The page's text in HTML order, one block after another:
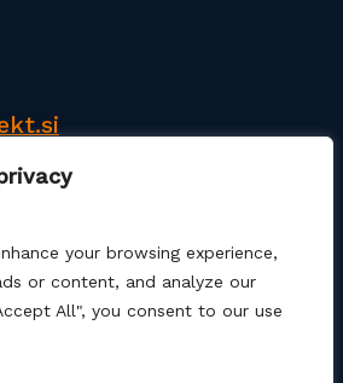
your browsing experience,
or content, and analyze our
All", you consent to our use
d.o.o. je proizvajalec in